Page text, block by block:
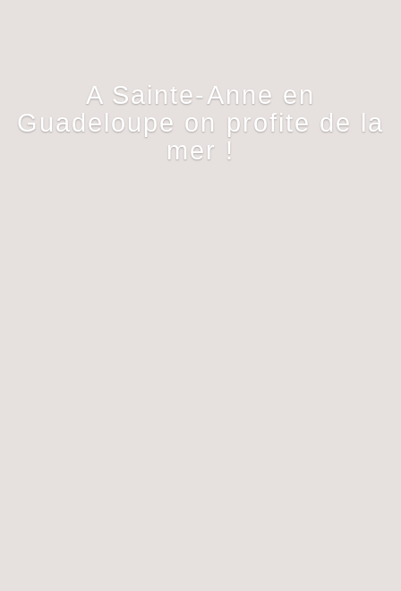
A Sainte-Anne en
Guadeloupe on profite de la
mer !